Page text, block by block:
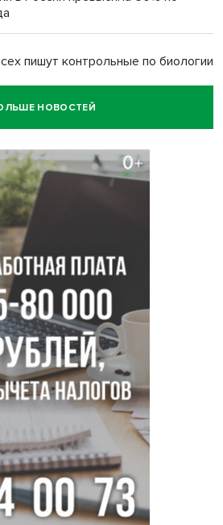
пишут контрольные по биологии
НОВОСТЕЙ